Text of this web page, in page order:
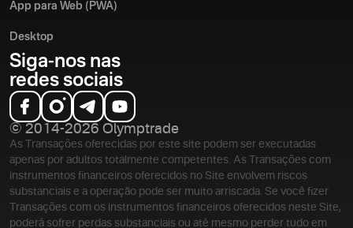
App para Web (PWA)
Desktop
Siga-nos nas
redes sociais
© 2014-2026 Olymptrade
As Transações oferecidas por este site podem ser executadas
apenas por adultos totalmente competentes. As Transações com
instrumentos financeiros oferecidos no Site envolvem riscos
substanciais e a operação pode ser muito arriscada. Se você fizer
Transações com os instrumentos financeiros oferecidos neste Site,
poderá sofrer perdas substanciais ou até mesmo perder tudo em